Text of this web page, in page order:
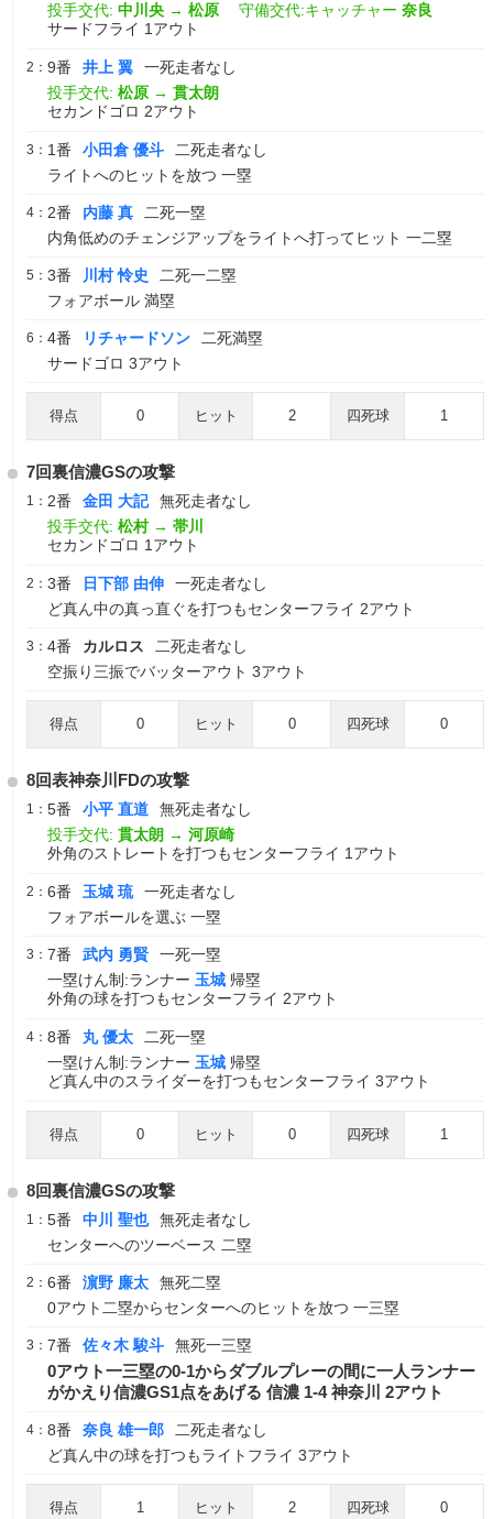
投手交代: 中川央 → 松原 守備交代:キャッチャー 奈良
サードフライ 1アウト
2： 9番 井上 翼
一死走者なし
投手交代: 松原 → 貫太朗
セカンドゴロ 2アウト
3： 1番 小田倉 優斗
二死走者なし
ライトへのヒットを放つ 一塁
4： 2番 内藤 真
二死一塁
内角低めのチェンジアップをライトへ打ってヒット 一二塁
5： 3番 川村 怜史
二死一二塁
フォアボール 満塁
6： 4番 リチャードソン
二死満塁
サードゴロ 3アウト
得点 0 ヒット 2 四死球 1
7回裏信濃GSの攻撃
1： 2番 金田 大記
無死走者なし
投手交代: 松村 → 帯川
セカンドゴロ 1アウト
2： 3番 日下部 由伸
一死走者なし
ど真ん中の真っ直ぐを打つもセンターフライ 2アウト
3： 4番 カルロス
二死走者なし
空振り三振でバッターアウト 3アウト
得点 0 ヒット 0 四死球 0
8回表神奈川FDの攻撃
1： 5番 小平 直道
無死走者なし
投手交代: 貫太朗 → 河原崎
外角のストレートを打つもセンターフライ 1アウト
2： 6番 玉城 琉
一死走者なし
フォアボールを選ぶ 一塁
3： 7番 武内 勇賢
一死一塁
一塁けん制:ランナー 玉城 帰塁
外角の球を打つもセンターフライ 2アウト
4： 8番 丸 優太
二死一塁
一塁けん制:ランナー 玉城 帰塁
ど真ん中のスライダーを打つもセンターフライ 3アウト
得点 0 ヒット 0 四死球 1
8回裏信濃GSの攻撃
1： 5番 中川 聖也
無死走者なし
センターへのツーベース 二塁
2： 6番 濵野 廉太
無死二塁
0アウト二塁からセンターへのヒットを放つ 一三塁
3： 7番 佐々木 駿斗 無死一三塁
0アウト一三塁の0-1からダブルプレーの間に一人ランナー
がかえり信濃GS1点をあげる 信濃 1-4 神奈川 2アウト
4： 8番 奈良 雄一郎
二死走者なし
ど真ん中の球を打つもライトフライ 3アウト
得点 1 ヒット 2 四死球 0